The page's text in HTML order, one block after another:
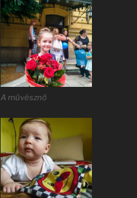
A művésznő